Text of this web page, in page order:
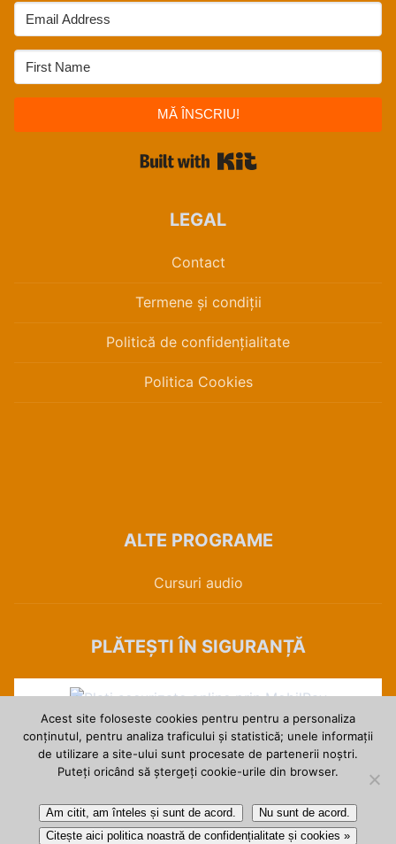
MĂ ÎNSCRIU!
LEGAL
Contact
Termene și condiții
Politică de confidențialitate
Politica Cookies
ALTE PROGRAME
Cursuri audio
PLĂTEȘTI ÎN SIGURANȚĂ
Drepturi de autor © 2026 Daniela Gavankar.
Acest site foloseste cookies pentru pentru a personaliza
conținutul, pentru analiza traficului și statistică; unele informații
de utilizare a site-ului sunt procesate de partenerii noștri.
Puteți oricând să ștergeți cookie-urile din browser.
Am citit, am înteles și sunt de acord.
Nu sunt de acord.
Citește aici politica noastră de confidențialitate și cookies »